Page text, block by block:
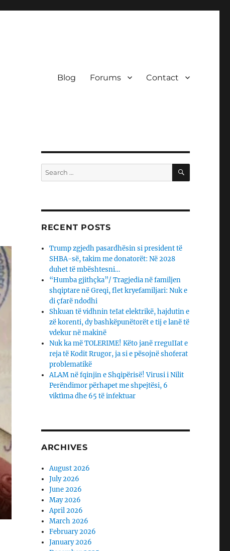
Blog Forums Contact
Search
for:
SEARCH
RECENT POSTS
Trump zgjedh pasardhësin si president të
SHBA-së, takim me donatorët: Në 2028
duhet të mbështesni…
“Humba gjithçka”/ Tragjedia në familjen
shqiptare në Greqi, flet kryefamiljari: Nuk e
di çfarë ndodhi
Shkuan të vidhnin teIat elektrikë, hajdutin e
zë korenti, dy bashkëpunëtorët e tij e lanë të
vdekur në makinë
Nuk ka më TOLERIME! Këto janë rreguIIat e
reja të Kodit Rrugor, ja si e pësojnë shoferat
problematikë
ALAM në fqinjin e Shqipërisë! Virusi i Nilit
Perëndimor përhapet me shpejtësi, 6
viktìma dhe 65 të infektuar
ARCHIVES
August 2026
July 2026
June 2026
May 2026
April 2026
March 2026
February 2026
January 2026